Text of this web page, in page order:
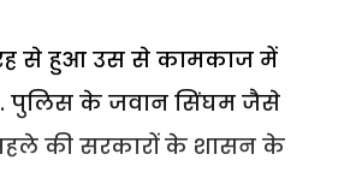
से हुआ उस से कामकाज में
पुलिस के जवान सिंघम जैसे
की सरकारों के शासन के